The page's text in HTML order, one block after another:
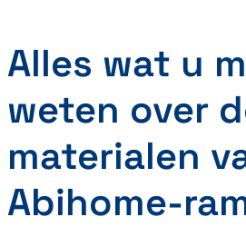
Alles wat u
weten over
materialen
Abihome-